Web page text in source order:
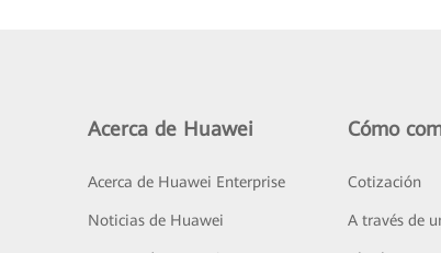
Acerca de Huawei
Acerca de Huawei Enterprise
Noticias de Huawei
Cómo
Cotización
A través de